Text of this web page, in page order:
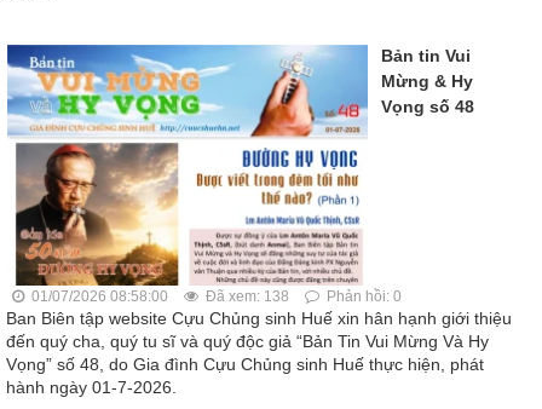
Bản tin Vui
Mừng & Hy
Vọng số 48
01/07/2026 08:58:00 Đã xem: 138 Phản hồi: 0
Ban Biên tập website Cựu Chủng sinh Huế xin hân hạnh giới thiệu
đến quý cha, quý tu sĩ và quý độc giả “Bản Tin Vui Mừng Và Hy
Vọng” số 48, do Gia đình Cựu Chủng sinh Huế thực hiện, phát
hành ngày 01-7-2026.